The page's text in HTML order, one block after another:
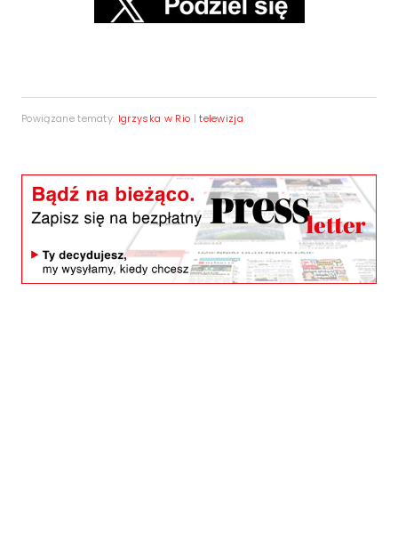
Powiązane tematy: Igrzyska w Rio |telewizja